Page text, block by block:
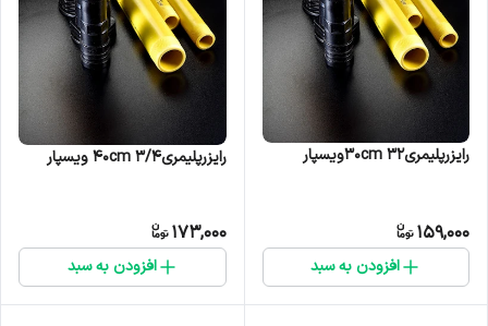
رایزرپلیمری۳۲ ۳۰cmویسپار
159,000
افزودن به سبد
رایزرپلیمری۳/۴ ۴۰cm ویسپار
173,000
افزودن به سبد